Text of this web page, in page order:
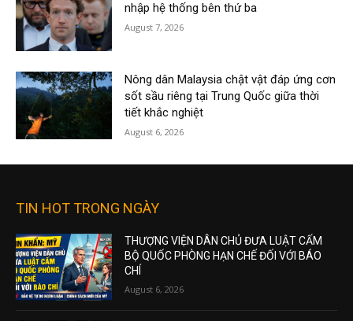
nhập hệ thống bên thứ ba
August 7, 2026
Nông dân Malaysia chật vật đáp ứng cơn
sốt sầu riêng tại Trung Quốc giữa thời
tiết khắc nghiệt
August 6, 2026
TIN HOT TRONG NGÀY
THƯỢNG VIỆN DÂN CHỦ ĐƯA LUẬT CẤM
BỘ QUỐC PHÒNG HẠN CHẾ ĐỐI VỚI BÁO
CHÍ
August 6, 2026